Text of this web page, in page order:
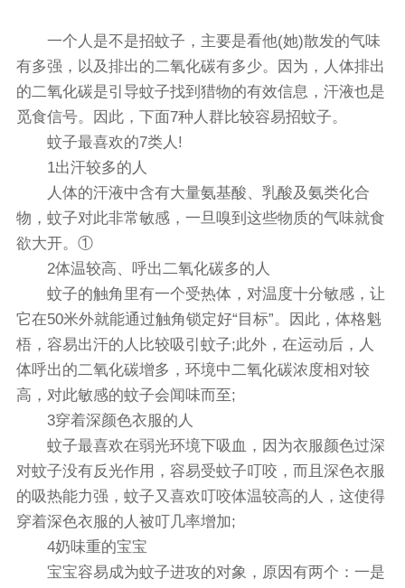
一个人是不是招蚊子，主要是看他(她)散发的气味
有多强，以及排出的二氧化碳有多少。因为，人体排出
的二氧化碳是引导蚊子找到猎物的有效信息，汗液也是
觅食信号。因此，下面7种人群比较容易招蚊子。
蚊子最喜欢的7类人!
1出汗较多的人
人体的汗液中含有大量氨基酸、乳酸及氨类化合
物，蚊子对此非常敏感，一旦嗅到这些物质的气味就食
欲大开。①
2体温较高、呼出二氧化碳多的人
蚊子的触角里有一个受热体，对温度十分敏感，让
它在50米外就能通过触角锁定好“目标”。因此，体格魁
梧，容易出汗的人比较吸引蚊子;此外，在运动后，人
体呼出的二氧化碳增多，环境中二氧化碳浓度相对较
高，对此敏感的蚊子会闻味而至;
3穿着深颜色衣服的人
蚊子最喜欢在弱光环境下吸血，因为衣服颜色过深
对蚊子没有反光作用，容易受蚊子叮咬，而且深色衣服
的吸热能力强，蚊子又喜欢叮咬体温较高的人，这使得
穿着深色衣服的人被叮几率增加;
4奶味重的宝宝
宝宝容易成为蚊子进攻的对象，原因有两个：一是